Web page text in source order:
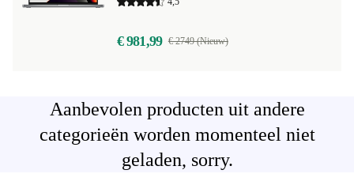
€ 981,99 € 2749 (Nieuw)
Aanbevolen producten uit andere
categorieën worden momenteel niet
geladen, sorry.